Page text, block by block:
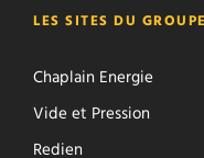
LES SITES DU GROUPE
Chaplain Energie
Vide et Pression
Redien